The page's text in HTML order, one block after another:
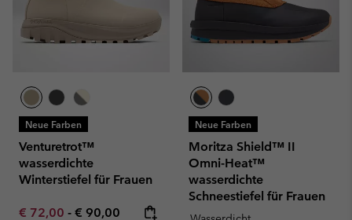
Neue Farben
Venturetrot™
wasserdichte
Winterstiefel für Frauen
Minimum sale price:
€ 72,00 - Maximum price:
€ 90,00
Neue Farben
Moritza Shield™ II
Omni-Heat™
wasserdichte
Schneestiefel für Frauen